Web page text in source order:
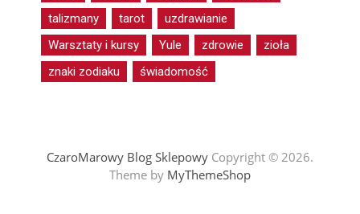
talizmany
tarot
uzdrawianie
Warsztaty i kursy
Yule zdrowie
zioła
znaki zodiaku
świadomość
CzaroMarowy Blog SklepowyCopyright © 2026.
Theme by MyThemeShop